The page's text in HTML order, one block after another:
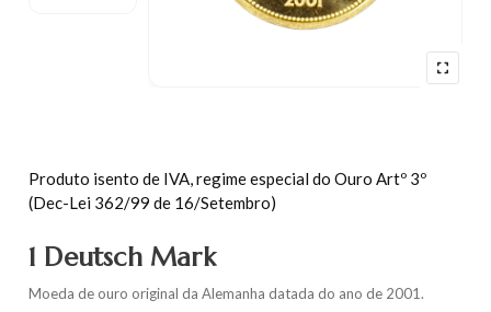
1 Deutsch Mark
Moeda de ouro original da Alemanha datada do ano de 2001.
Produto isento de IVA, regime especial do Ouro Artº 3º
(Dec-Lei 362/99 de 16/Setembro)